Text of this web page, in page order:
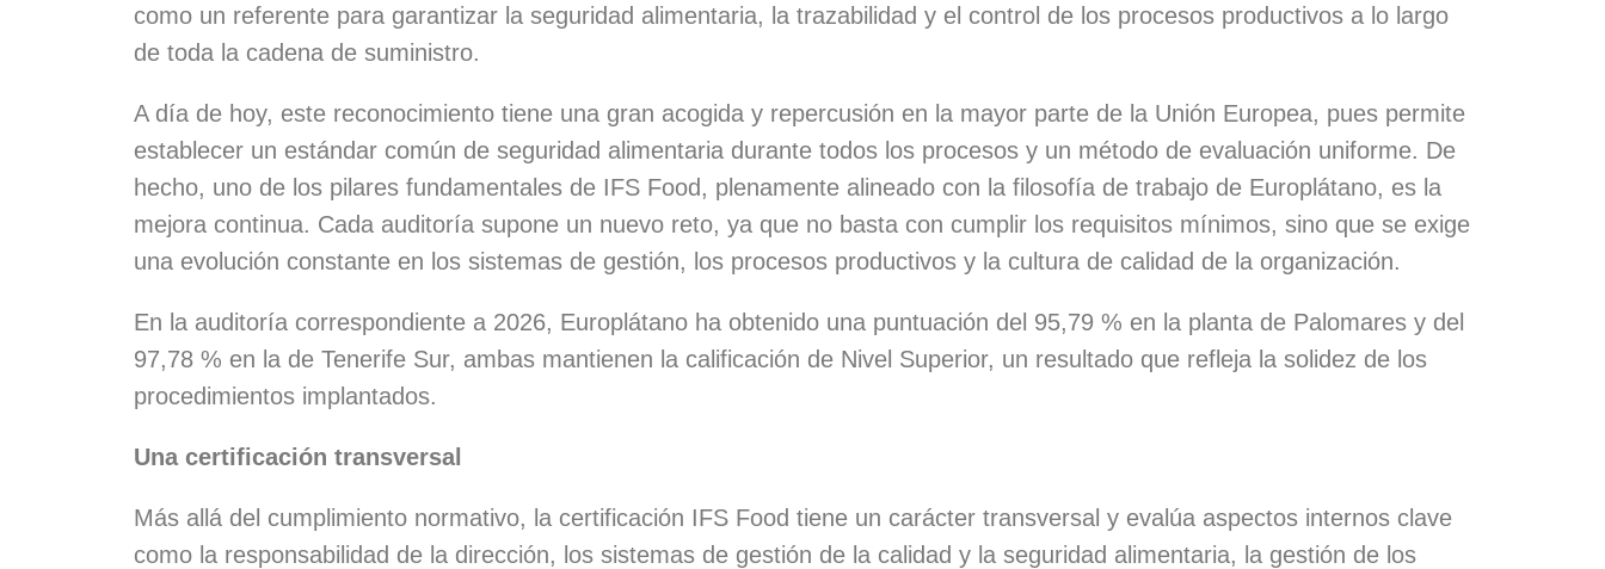
como un referente para garantizar la seguridad alimentaria, la trazabilidad y el control de los procesos productivos a lo largo
de toda la cadena de suministro.
A día de hoy, este reconocimiento tiene una gran acogida y repercusión en la mayor parte de la Unión Europea, pues permite
establecer un estándar común de seguridad alimentaria durante todos los procesos y un método de evaluación uniforme. De
hecho, uno de los pilares fundamentales de IFS Food, plenamente alineado con la filosofía de trabajo de Europlátano, es la
mejora continua. Cada auditoría supone un nuevo reto, ya que no basta con cumplir los requisitos mínimos, sino que se exige
una evolución constante en los sistemas de gestión, los procesos productivos y la cultura de calidad de la organización.
En la auditoría correspondiente a 2026, Europlátano ha obtenido una puntuación del 95,79 % en la planta de Palomares y del
97,78 % en la de Tenerife Sur, ambas mantienen la calificación de Nivel Superior, un resultado que refleja la solidez de los
procedimientos implantados.
Una certificación transversal
Más allá del cumplimiento normativo, la certificación IFS Food tiene un carácter transversal y evalúa aspectos internos clave
como la responsabilidad de la dirección, los sistemas de gestión de la calidad y la seguridad alimentaria, la gestión de los